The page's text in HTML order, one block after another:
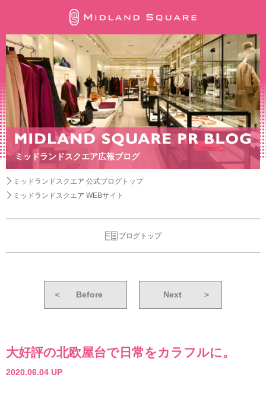
ミッドランドスクエア広報ブログ
ミッドランドスクエア 公式ブログトップ
ミッドランドスクエア WEBサイト
ブログトップ
＜ Before Next ＞
大好評の北欧屋台で日常をカラフルに。
2020.06.04 UP